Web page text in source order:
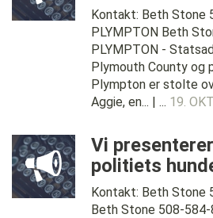
Kontakt: Beth Stone
PLYMPTON Beth
PLYMPTON -
Plymouth County og
Plympton er stolte
Aggie, en... | ... 19.
Vi
politiets
Kontakt: Beth Stone
Beth Stone 508-584-